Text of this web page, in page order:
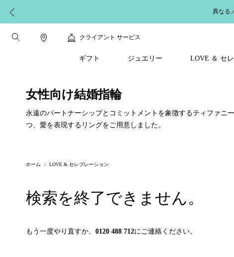
異なる
クライアント サービス
ギフト ジュエリー LOVE ＆ セ
女性向け結婚指輪
永遠のパートナーシップとコミットメントを象徴するティファニ
つ、愛を表現するリングをご用意しました。
ホーム LOVE & セレブレーション
検索を終了できません。
もう一度やり直すか、 0120 488 712にご連絡ください。